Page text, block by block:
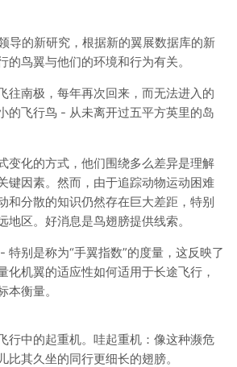
导的新研究，根据新的翼展数据库的新
的鸟翼与他们的环境和行为有关。
往南极，每年再次回来，而无法进入的
的飞行鸟 - 从未离开过五平方英里的岛
变化的方式，他们围绕多么差异是理解
键因素。然而，由于追踪动物运动困难
和分散的知识仍然存在巨大差距，特别
地区。好消息是鸟翅膀提供线索。
特别是称为“手翼指数”的度量，这反映了
化机翼的适应性如何适用于长途飞行，
衡量。
行中的起重机。哇起重机：像这种濒危
比其久坐的同行更细长的翅膀。